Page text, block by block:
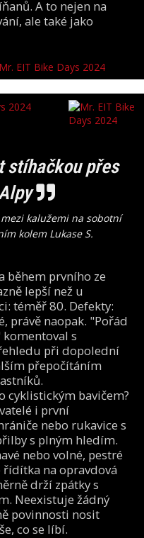
A to nejen na
ale také jako
stíhačkou přes
kalužemi na sobotní
kolem Lukase S.
během prvního ze
lepší než u
téměř 80. Defekty:
právě naopak. "Pořád
s
při dopolední
přepočítáním
cyklistickým bavičem?
i první
nebo rukavice s
s plným hledím.
nebo volné, pestré
na opravdová
drží zpátky s
Neexistuje žádný
povinnosti nosit
co se líbí.